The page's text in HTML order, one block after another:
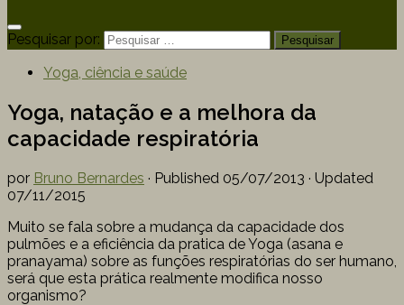
Pesquisar por:
Yoga, ciência e saúde
Yoga, natação e a melhora da
capacidade respiratória
por Bruno Bernardes · Published 05/07/2013 · Updated
07/11/2015
Muito se fala sobre a mudança da capacidade dos
pulmões e a eficiência da pratica de Yoga (asana e
pranayama) sobre as funções respiratórias do ser humano,
será que esta prática realmente modifica nosso
organismo?